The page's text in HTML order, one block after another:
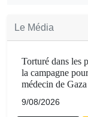
Le Média
Torturé dans les
la campagne
médecin de Gaza
9/08/2026